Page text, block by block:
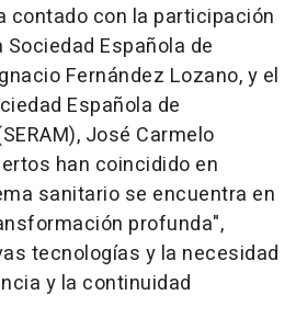
contado con la participación
Española de
Fernández Lozano, y el
Española de
José Carmelo
han coincidido en
sanitario se encuentra en
profunda",
tecnologías y la necesidad
y la continuidad